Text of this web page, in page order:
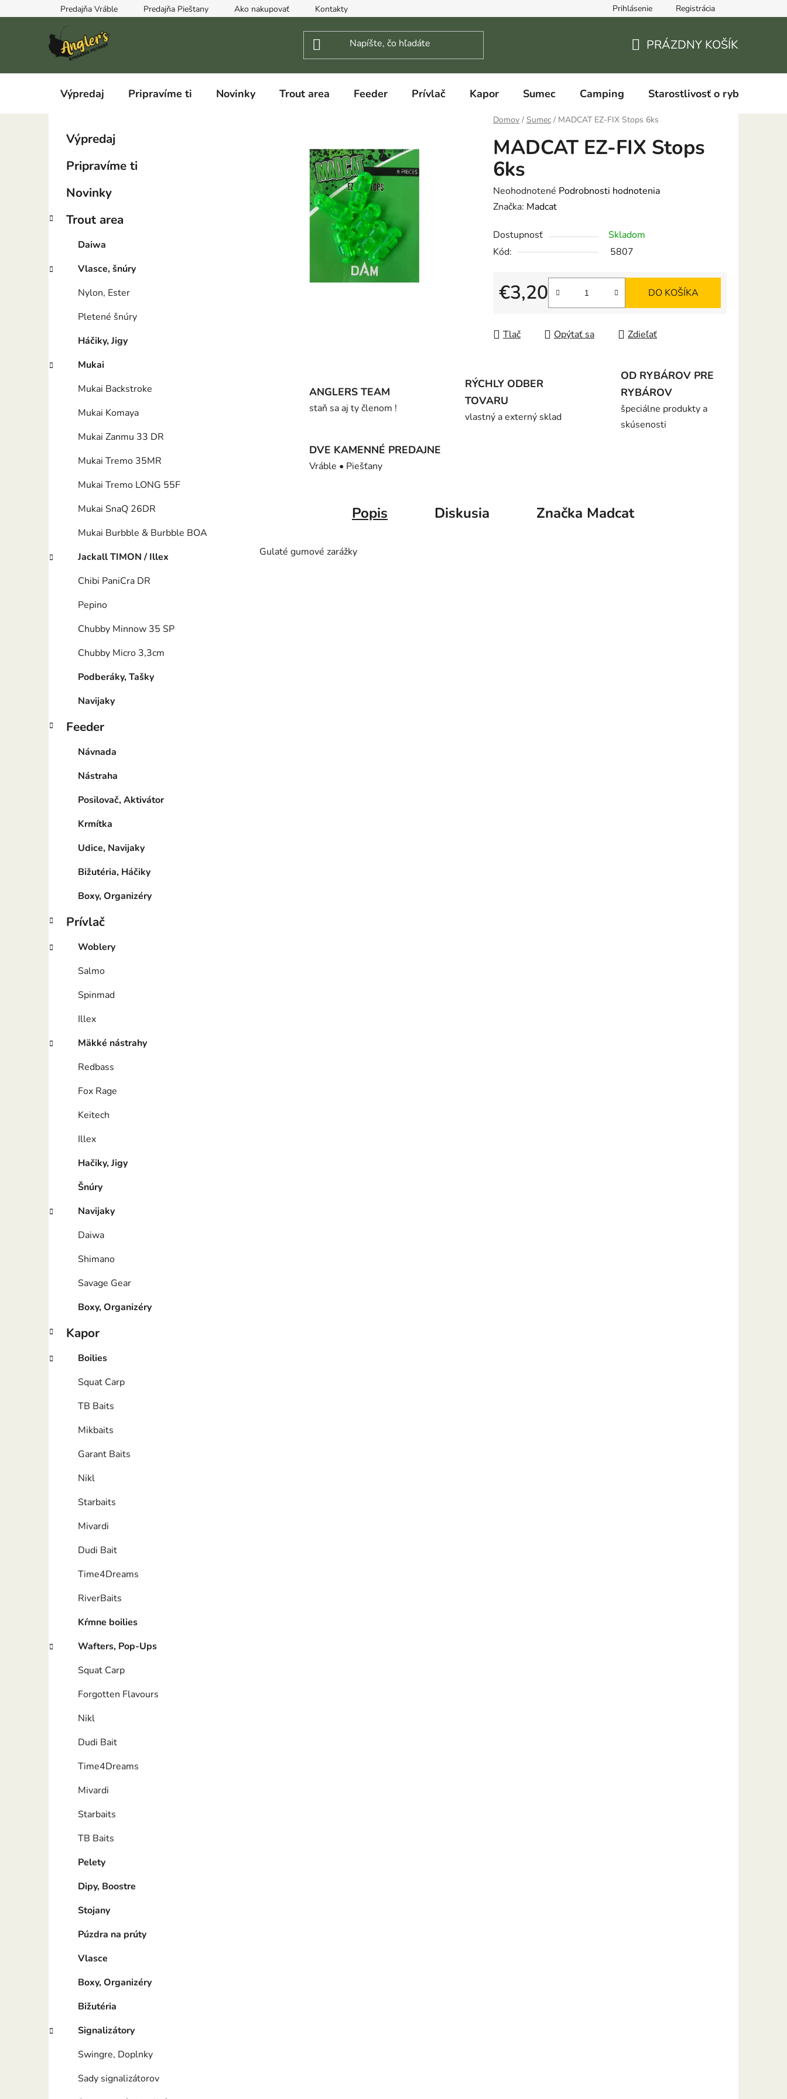
na
Predajňa Vráble Predajňa Pieštany Ako nakupovať Kontakty Prihlásenie Registrácia
KOŠÍK
PRÁZDNY KOŠÍK
Výpredaj Pripravíme ti Novinky Trout area Feeder Prívlač Kapor Sumec Camping Starostlivosť o ryby
Domov / Sumec / MADCAT EZ-FIX Stops 6ks
a
l
Preskočiť
kategórie
i
Výpredaj
Pripravíme ti
Novinky
Trout area
Daiwa
Vlasce, šnúry
Nylon, Ester
Pletené šnúry
Háčiky, Jigy
Mukai
Mukai Backstroke
Mukai Komaya
Mukai Zanmu 33 DR
Mukai Tremo 35MR
Mukai Tremo LONG 55F
Mukai SnaQ 26DR
Mukai Burbble & Burbble BOA
Jackall TIMON / Illex
Chibi PaniCra DR
Pepino
Chubby Minnow 35 SP
Chubby Micro 3,3cm
Podberáky, Tašky
Navijaky
Feeder
Návnada
Nástraha
Posilovač, Aktivátor
Krmítka
Udice, Navijaky
Bižutéria, Háčiky
Boxy, Organizéry
Prívlač
Woblery
Salmo
Spinmad
Illex
Mäkké nástrahy
Redbass
Fox Rage
Keitech
Illex
Hačiky, Jigy
Šnúry
Navijaky
Daiwa
Shimano
Savage Gear
Boxy, Organizéry
Kapor
Boilies
Squat Carp
TB Baits
Mikbaits
Garant Baits
Nikl
Starbaits
Mivardi
Dudi Bait
Time4Dreams
RiverBaits
Kŕmne boilies
Wafters, Pop-Ups
Squat Carp
Forgotten Flavours
Nikl
Dudi Bait
Time4Dreams
Mivardi
Starbaits
TB Baits
Pelety
Dipy, Boostre
Stojany
Púzdra na prúty
Vlasce
Boxy, Organizéry
Bižutéria
Signalizátory
Swingre, Doplnky
Sady signalizátorov
MADCAT EZ-FIX Stops
6ks
Priemerné
hodnotenie
je
0,0
hviezdičiek.
Neohodnotené Podrobnosti hodnotenia
Značka: Madcat
Dostupnosť
Skladom
Kód:
5807
€3,20
Jednotková cena:
DO KOŠÍKA
Tlač Opýtať sa Zdieľať
ANGLERS TEAM
staň sa aj ty členom !
RÝCHLY ODBER
TOVARU
vlastný a externý sklad
OD RYBÁROV PRE
RYBÁROV
špeciálne produkty a
skúsenosti
DVE KAMENNÉ PREDAJNE
Vráble • Piešťany
Popis Diskusia Značka Madcat
Gulaté gumové zarážky